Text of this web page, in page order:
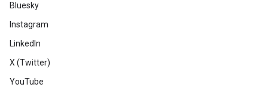
Bluesky
Instagram
LinkedIn
X (Twitter)
YouTube